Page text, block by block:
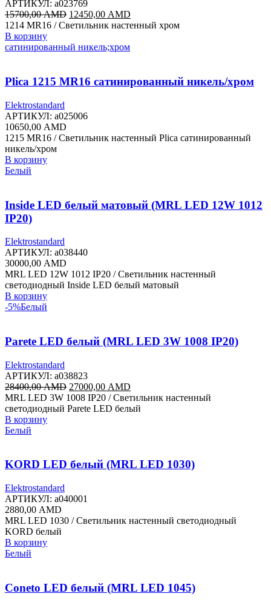
АРТИКУЛ: a023769
15700,00AMD Первоначальная
цена
15700,00 AMD.
12450,00 AMD
цена:
1214 MR16 / Светильник настенный хром
В корзину
сатинированный никель;хром
Plica 1215 MR16 сатинированный никель/хром
Elektrostandard
АРТИКУЛ: a025006
10650,00 AMD
1215 MR16 / Светильник настенный Plica сатинированный
никель/хром
В корзину
Белый
Inside LED белый матовый (MRL LED 12W 1012
IP20)
Elektrostandard
АРТИКУЛ: a038440
30000,00 AMD
MRL LED 12W 1012 IP20 / Светильник настенный
светодиодный Inside LED белый матовый
В корзину
-5%Белый
Parete LED белый (MRL LED 3W 1008 IP20)
Elektrostandard
АРТИКУЛ: a038823
28400,00AMD Первоначальная
цена
составляла
27000,00 AMD
цена:
27000,00 AMD.
MRL LED 3W 1008 IP20 / Светильник настенный
светодиодный Parete LED белый
В корзину
Белый
KORD LED белый (MRL LED 1030)
Elektrostandard
АРТИКУЛ: a040001
2880,00 AMD
MRL LED 1030 / Светильник настенный светодиодный
KORD белый
В корзину
Белый
Coneto LED белый (MRL LED 1045)